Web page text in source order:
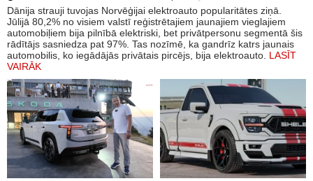
Dānija strauji tuvojas Norvēģijai elektroauto popularitātes ziņā.
Jūlijā 80,2% no visiem valstī reģistrētajiem jaunajiem vieglajiem
automobiļiem bija pilnībā elektriski, bet privātpersonu segmentā šis
rādītājs sasniedza pat 97%. Tas nozīmē, ka gandrīz katrs jaunais
automobilis, ko iegādājās privātais pircējs, bija elektroauto. LASĪT
VAIRĀK